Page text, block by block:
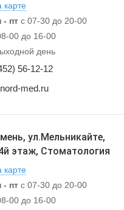
карте
- пт с 07-30 до 20-00
00 до 16-00
день
56-12-12
med.ru
ул.Мельникайте,
этаж, Стоматология
карте
- пт с 07-30 до 20-00
00 до 16-00